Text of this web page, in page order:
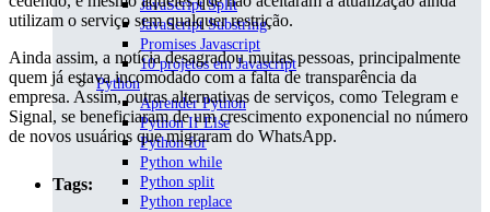
JavaScript Split
JavaScript Substring
Promises Javascript
10 projetos em Javascript
Python
Aprender Python
Python If Else
Python for
Python while
Python split
Python replace
utilizam o serviço sem qualquer restrição.
Ainda assim, a notícia desagradou muitas pessoas, principalmente
quem já estava incomodado com a falta de transparência da
empresa. Assim, outras alternativas de serviços, como Telegram e
Signal, se beneficiaram de um crescimento exponencial no número
de novos usuários que migraram do WhatsApp.
Tags: